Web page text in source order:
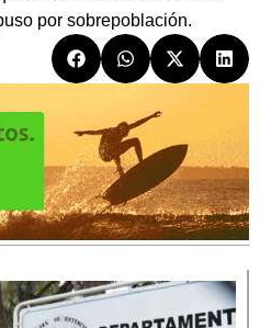
por sobrepoblación.